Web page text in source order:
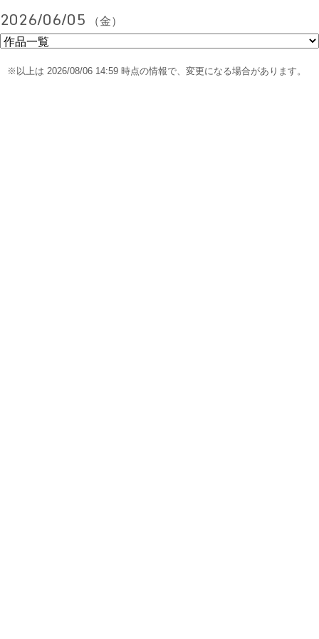
2026/06/05 （金）
※以上は 2026/08/06 14:59 時点の情報で、変更になる場合があります。